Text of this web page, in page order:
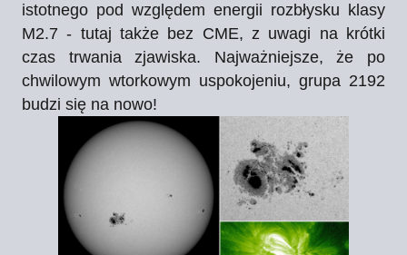
istotnego pod względem energii rozbłysku klasy
M2.7 - tutaj także bez CME, z uwagi na krótki
czas trwania zjawiska. Najważniejsze, że po
chwilowym wtorkowym uspokojeniu, grupa 2192
budzi się na nowo!